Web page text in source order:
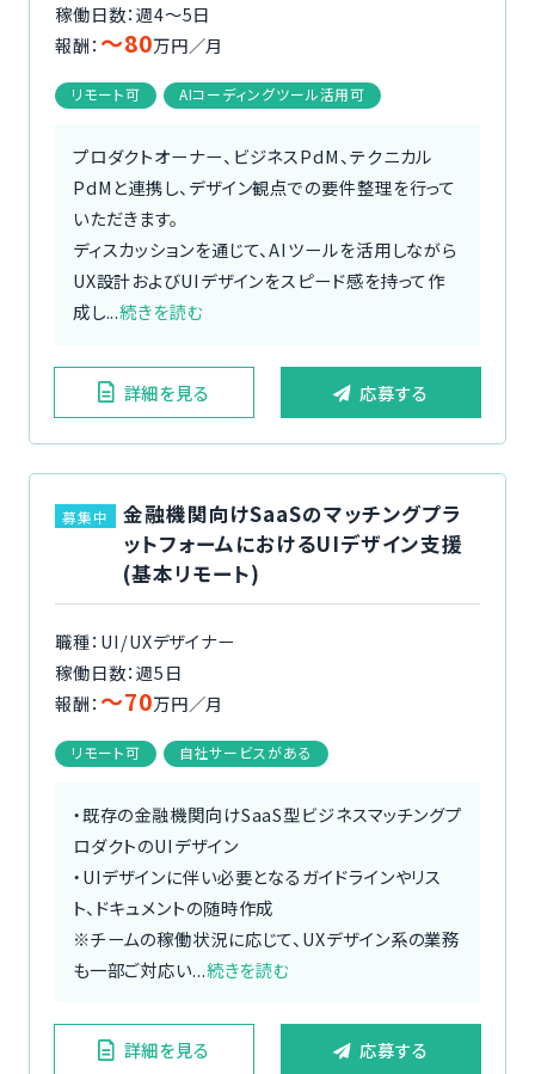
稼働日数：週4〜5日
報酬： 〜80万円／月
リモート可 AIコーディングツール活用可
プロダクトオーナー、ビジネスPdM、テクニカル
PdMと連携し、デザイン観点での要件整理を行って
いただきます。
ディスカッションを通じて、AIツールを活用しながら
UX設計およびUIデザインをスピード感を持って作
成し...続きを読む
詳細を見る 応募する
募集中
金融機関向けSaaSのマッチングプラ
ットフォームにおけるUIデザイン支援
(基本リモート)
職種：UI/UXデザイナー
稼働日数：週5日
報酬： 〜70万円／月
リモート可 自社サービスがある
・既存の金融機関向けSaaS型ビジネスマッチングプ
ロダクトのUIデザイン
・UIデザインに伴い必要となるガイドラインやリス
ト、ドキュメントの随時作成
※チームの稼働状況に応じて、UXデザイン系の業務
も一部ご対応い...続きを読む
詳細を見る 応募する